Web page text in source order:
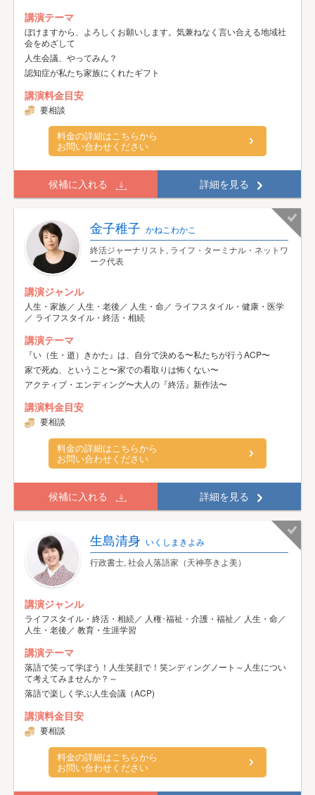
講演テーマ
ぼけますから、よろしくお願いします。気兼ねなく言い合える地域社
会をめざして
人生会議、やってみん？
認知症が私たち家族にくれたギフト
講演料金目安
要相談
料金の詳細はこちらから
お問い合わせください
候補に入れる 詳細を見る
金子稚子 かねこわかこ
終活ジャーナリスト, ライフ・ターミナル・ネットワ
ーク代表
講演ジャンル
人生・家族／ 人生・老後／ 人生・命／ ライフスタイル・健康・医学
／ ライフスタイル・終活・相続
講演テーマ
『い（生・逝）きかた』は、自分で決める〜私たちが行うACP〜
家で死ぬ、ということ〜家での看取りは怖くない〜
アクティブ・エンディング〜大人の『終活』新作法〜
講演料金目安
要相談
料金の詳細はこちらから
お問い合わせください
候補に入れる 詳細を見る
生島清身 いくしまきよみ
行政書士, 社会人落語家（天神亭きよ美）
講演ジャンル
ライフスタイル・終活・相続／ 人権･福祉・介護・福祉／ 人生・命／
人生・老後／ 教育・生涯学習
講演テーマ
落語で笑って学ぼう！人生笑顔で！笑ンディングノート～人生につい
て考えてみませんか？～
落語で楽しく学ぶ人生会議（ACP)
講演料金目安
要相談
料金の詳細はこちらから
お問い合わせください